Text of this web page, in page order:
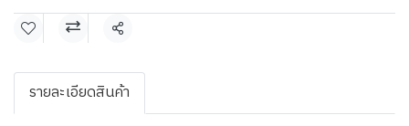
แชร์
รายละเอียดสินค้า